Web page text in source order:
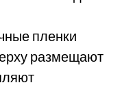
пленки
размещают